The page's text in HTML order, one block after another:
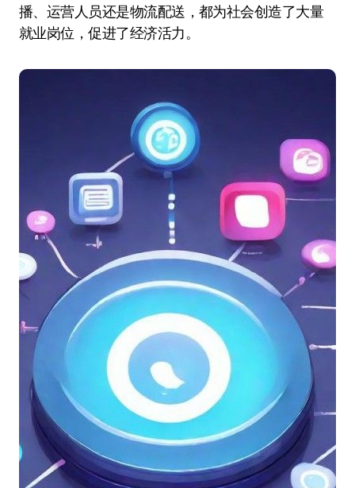
播、运营人员还是物流配送，都为社会创造了大量
就业岗位，促进了经济活力。